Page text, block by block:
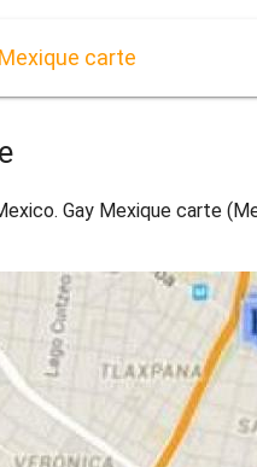
carte
Gay Mexique carte